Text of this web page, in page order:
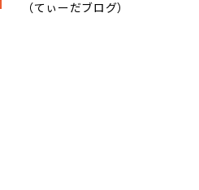
（てぃーだブログ）